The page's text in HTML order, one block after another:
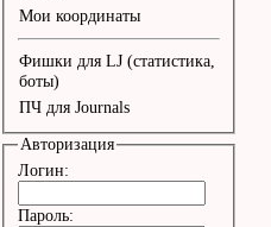
Мои координаты
Фишки для LJ (статистика,
боты)
ПЧ для Journals
Авторизация
Логин:
Пароль: